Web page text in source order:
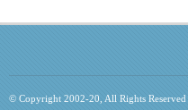
© Copyright 2002-20, All Rights Reserved